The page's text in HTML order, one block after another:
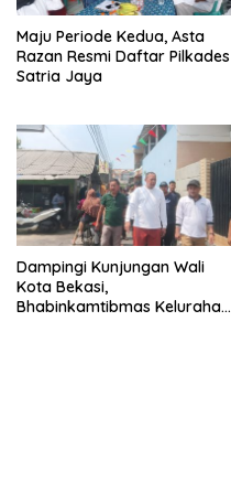
Maju Periode Kedua, Asta
Razan Resmi Daftar Pilkades
Satria Jaya
Dampingi Kunjungan Wali
Kota Bekasi,
Bhabinkamtibmas Kelurahan